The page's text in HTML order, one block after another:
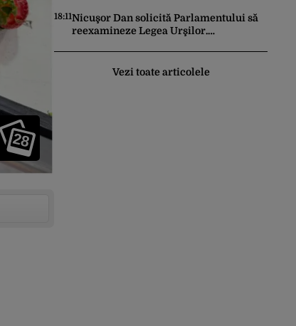
28
stabilirea unei prezențe americane
permanente
18:11Nicuşor Dan solicită Parlamentului să
reexamineze Legea Urşilor.
Vezi toate articolele